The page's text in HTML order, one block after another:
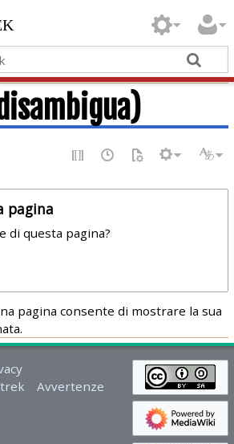
pagina
di questa pagina?
pagina consente di mostrare la sua
Avvertenze